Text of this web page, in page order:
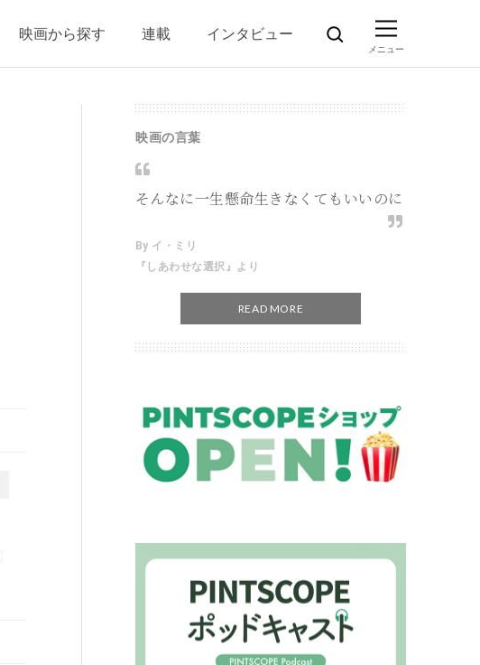
映画から探す 連載 インタビュー
映画の言葉
そんなに一生懸命生きなくてもいいのに
By イ・ミリ
『しあわせな選択』より
READ MORE